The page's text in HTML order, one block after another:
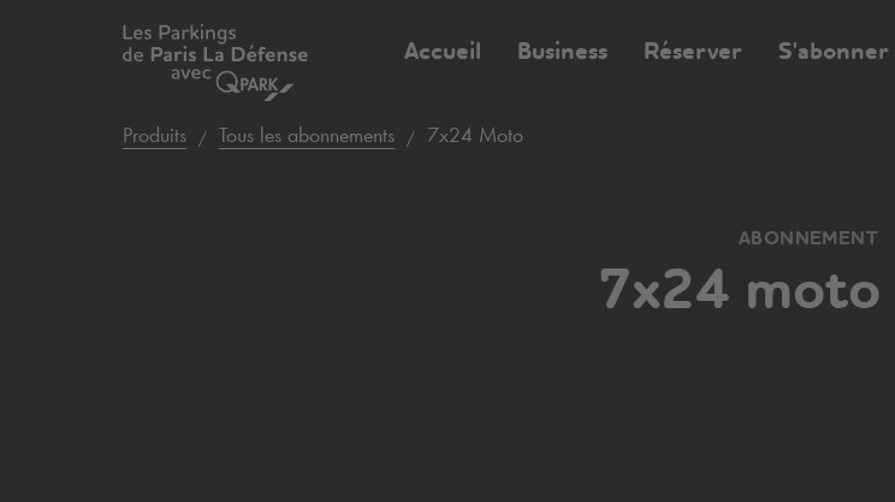
Accueil Business Réserver S'abonner
Produits Tous les abonnements 7x24 Moto
ABONNEMENT
7x24 moto